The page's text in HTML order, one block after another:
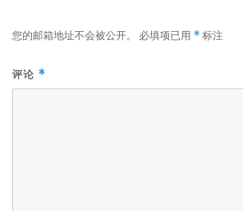
您的邮箱地址不会被公开。 必填项已用 *标注
评论 *